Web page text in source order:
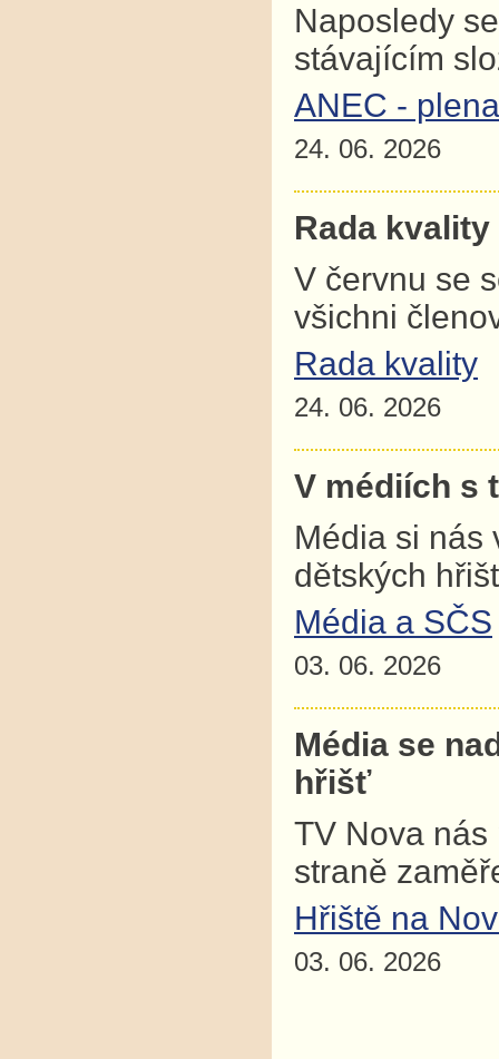
Naposledy
stávajícím
ANEC -
24. 06. 2026
Rada
V červnu se
všichni
Rada kvality
24. 06. 2026
V médiích s
Média si nás
dětských
Média a SČS
03. 06. 2026
Média se
hřišť
TV Nova
straně
Hřiště na
03. 06. 2026